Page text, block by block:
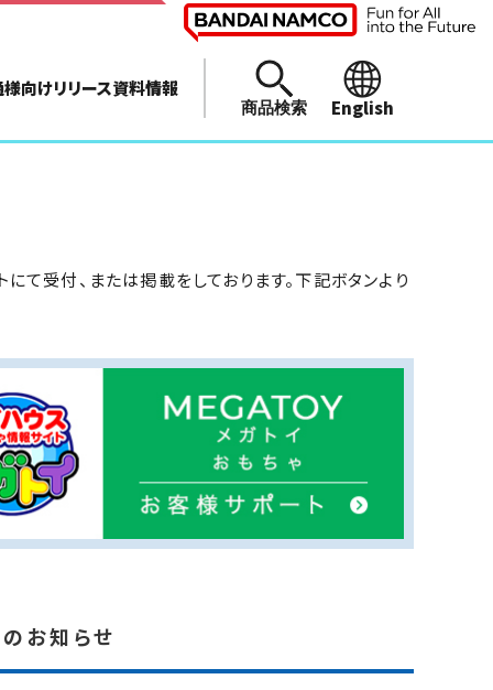
向けリリース資料情報
商品検索 English
て受付、または掲載をしております。下記ボタンより
お知らせ